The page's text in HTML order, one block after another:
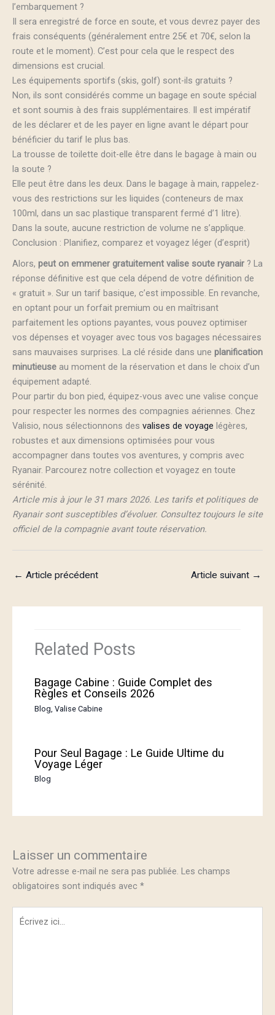
l’embarquement ?
Il sera enregistré de force en soute, et vous devrez payer des
frais conséquents (généralement entre 25€ et 70€, selon la
route et le moment). C’est pour cela que le respect des
dimensions est crucial.
Les équipements sportifs (skis, golf) sont-ils gratuits ?
Non, ils sont considérés comme un bagage en soute spécial
et sont soumis à des frais supplémentaires. Il est impératif
de les déclarer et de les payer en ligne avant le départ pour
bénéficier du tarif le plus bas.
La trousse de toilette doit-elle être dans le bagage à main ou
la soute ?
Elle peut être dans les deux. Dans le bagage à main, rappelez-
vous des restrictions sur les liquides (conteneurs de max
100ml, dans un sac plastique transparent fermé d’1 litre).
Dans la soute, aucune restriction de volume ne s’applique.
Conclusion : Planifiez, comparez et voyagez léger (d’esprit)
Alors, peut on emmener gratuitement valise soute ryanair ? La
réponse définitive est que cela dépend de votre définition de
« gratuit ». Sur un tarif basique, c’est impossible. En revanche,
en optant pour un forfait premium ou en maîtrisant
parfaitement les options payantes, vous pouvez optimiser
vos dépenses et voyager avec tous vos bagages nécessaires
sans mauvaises surprises. La clé réside dans une planification
minutieuse au moment de la réservation et dans le choix d’un
équipement adapté.
Pour partir du bon pied, équipez-vous avec une valise conçue
pour respecter les normes des compagnies aériennes. Chez
Valisio, nous sélectionnons des valises de voyage légères,
robustes et aux dimensions optimisées pour vous
accompagner dans toutes vos aventures, y compris avec
Ryanair. Parcourez notre collection et voyagez en toute
sérénité.
Article mis à jour le 31 mars 2026. Les tarifs et politiques de
Ryanair sont susceptibles d’évoluer. Consultez toujours le site
officiel de la compagnie avant toute réservation.
← Article précédent Article suivant →
Related Posts
Bagage Cabine : Guide Complet des
Règles et Conseils 2026
Blog ,Valise Cabine
Pour Seul Bagage : Le Guide Ultime du
Voyage Léger
Blog
Laisser un commentaire
Votre adresse e-mail ne sera pas publiée. Les champs
obligatoires sont indiqués avec *
Écrivez
ici…